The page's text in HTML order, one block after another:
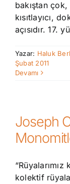
bakıştan
kısıtlayıcı,
açısıdır. 17.
Yazar: Haluk
Şubat 2011
Devamı
Joseph
kolektif